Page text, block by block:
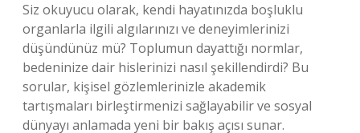
Siz okuyucu olarak, kendi hayatınızda boşluklu
organlarla ilgili algılarınızı ve deneyimlerinizi
düşündünüz mü? Toplumun dayattığı normlar,
bedeninize dair hislerinizi nasıl şekillendirdi? Bu
sorular, kişisel gözlemlerinizle akademik
tartışmaları birleştirmenizi sağlayabilir ve sosyal
dünyayı anlamada yeni bir bakış açısı sunar.